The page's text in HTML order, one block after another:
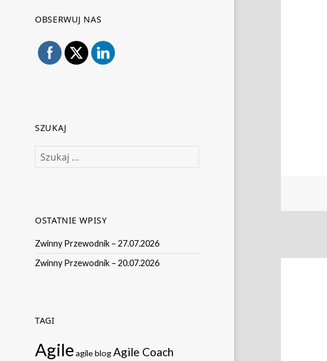
OBSERWUJ NAS
SZUKAJ
OSTATNIE WPISY
Zwinny Przewodnik – 27.07.2026
Zwinny Przewodnik – 20.07.2026
TAGI
Agile agile blogAgile Coach